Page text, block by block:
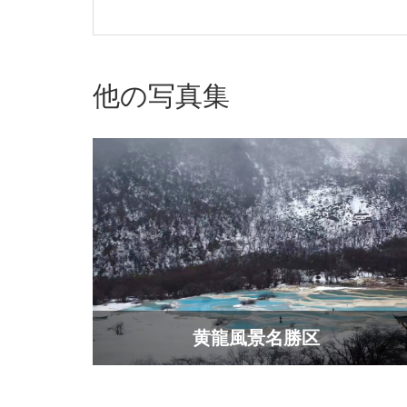
他の写真集
黄龍風景名勝区